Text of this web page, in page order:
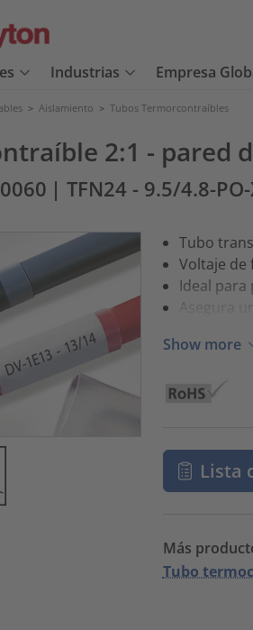
Industrias Empresa
> Aislamiento > Tubos Termorcontraíbles
2:1 - pared
| TFN24 - 9.5/4.8-PO-
Tubo
Voltaje de
Ideal para
Asegura
Show more
Lista
Más
Tubo